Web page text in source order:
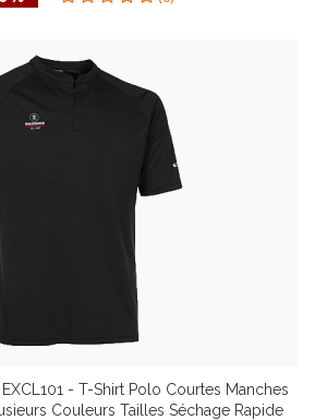
EXCL101 - T-Shirt Polo Courtes Manches
Couleurs Tailles Séchage Rapide